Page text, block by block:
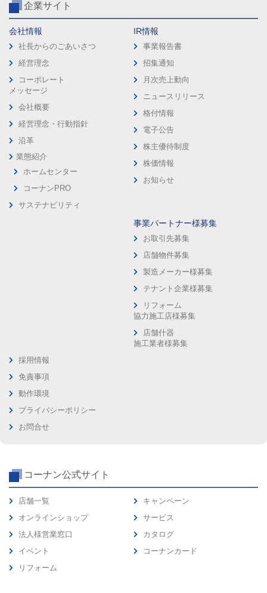
企業サイト
会社情報
社長からのごあいさつ
経営理念
コーポレート
メッセージ
会社概要
経営理念・行動指針
沿革
業態紹介
ホームセンター
コーナンPRO
サステナビリティ
IR情報
事業報告書
招集通知
月次売上動向
ニュースリリース
格付情報
電子公告
株主優待制度
株価情報
お知らせ
事業パートナー様募集
お取引先募集
店舗物件募集
製造メーカー様募集
テナント企業様募集
リフォーム
協力施工店様募集
店舗什器
施工業者様募集
採用情報
免責事項
動作環境
プライバシーポリシー
お問合せ
コーナン公式サイト
店舗一覧
オンラインショップ
法人様営業窓口
イベント
リフォーム
キャンペーン
サービス
カタログ
コーナンカード